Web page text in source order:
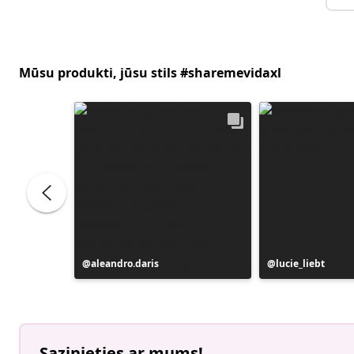
Mūsu produkti, jūsu stils #sharemevidaxl
Ierakstu
publicējis
aleandro.daris
Ierakstu
publicējis
lucie_liebt